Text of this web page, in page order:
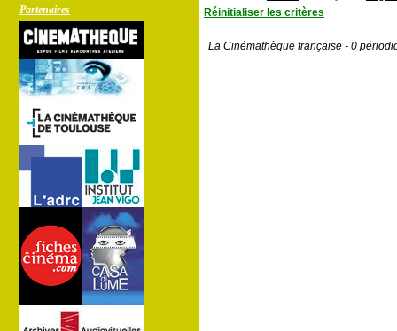
Partenaires
Réinitialiser les critères
La Cinémathèque française - 0